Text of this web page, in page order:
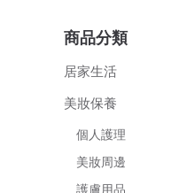
商品分類
居家生活
美妝保養
個人護理
美妝周邊
護膚用品